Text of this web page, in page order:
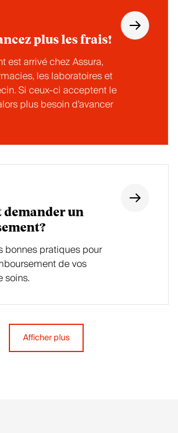
plus les frais!
est arrivé chez Assura,
les laboratoires et
Si ceux-ci acceptent le
plus besoin d’avancer
demander un
bonnes pratiques pour
de vos
soins.
Afficher plus